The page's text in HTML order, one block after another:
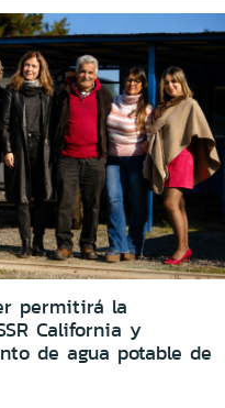
permitirá la
California y
de agua potable de